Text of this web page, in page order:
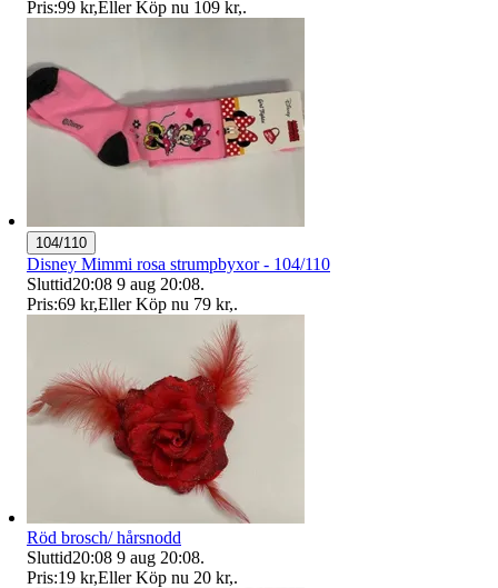
Pris:99 kr,Eller Köp nu 109 kr,.
104/110
Disney Mimmi rosa strumpbyxor - 104/110
Sluttid20:08 9 aug 20:08.
Pris:69 kr,Eller Köp nu 79 kr,.
Röd brosch/ hårsnodd
Sluttid20:08 9 aug 20:08.
Pris:19 kr,Eller Köp nu 20 kr,.